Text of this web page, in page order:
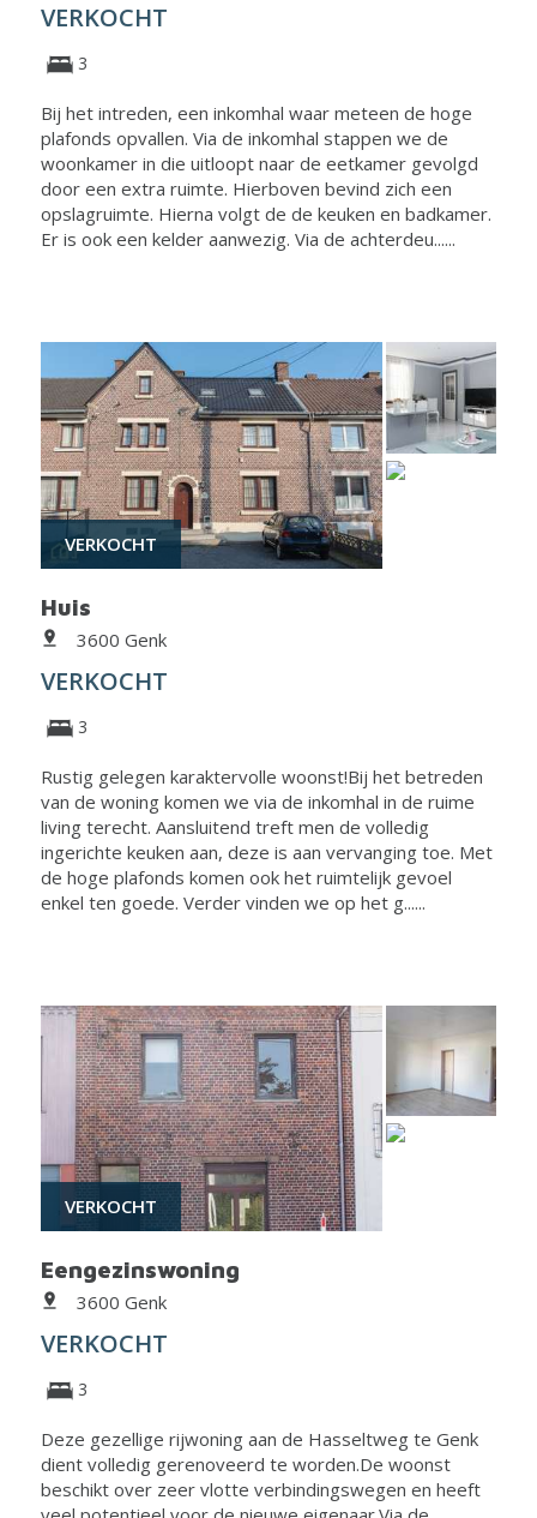
VERKOCHT
3
Bij het intreden, een inkomhal waar meteen de hoge
plafonds opvallen. Via de inkomhal stappen we de
woonkamer in die uitloopt naar de eetkamer gevolgd
door een extra ruimte. Hierboven bevind zich een
opslagruimte. Hierna volgt de de keuken en badkamer.
Er is ook een kelder aanwezig. Via de achterdeu......
VERKOCHT
Huis
3600 Genk
VERKOCHT
3
Rustig gelegen karaktervolle woonst!Bij het betreden
van de woning komen we via de inkomhal in de ruime
living terecht. Aansluitend treft men de volledig
ingerichte keuken aan, deze is aan vervanging toe. Met
de hoge plafonds komen ook het ruimtelijk gevoel
enkel ten goede. Verder vinden we op het g......
VERKOCHT
Eengezinswoning
3600 Genk
VERKOCHT
3
Deze gezellige rijwoning aan de Hasseltweg te Genk
dient volledig gerenoveerd te worden.De woonst
beschikt over zeer vlotte verbindingswegen en heeft